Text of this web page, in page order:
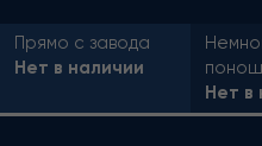
Прямо с завода
Нет в наличии
Нет в